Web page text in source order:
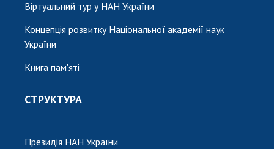
Віртуальний тур у НАН України
Концепція розвитку Національної академії наук
України
Книга пам'яті
СТРУКТУРА
Президія НАН України